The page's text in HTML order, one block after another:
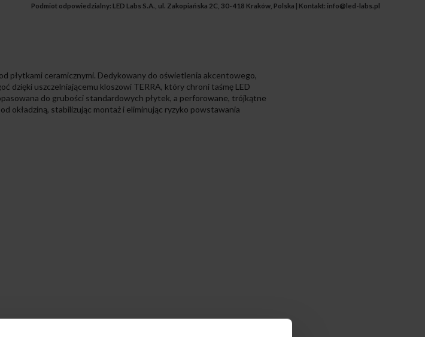
Podmiot odpowiedzialny: LED Labs S.A., ul. Zakopiańska 2C, 30-418 Kraków, Polska | Kontakt: info@led-labs.pl
płytkami ceramicznymi. Dedykowany do oświetlenia akcentowego,
dzięki uszczelniającemu kloszowi TERRA, który chroni taśmę LED
do grubości standardowych płytek, a perforowane, trójkątne
okładziną, stabilizując montaż i eliminując ryzyko powstawania